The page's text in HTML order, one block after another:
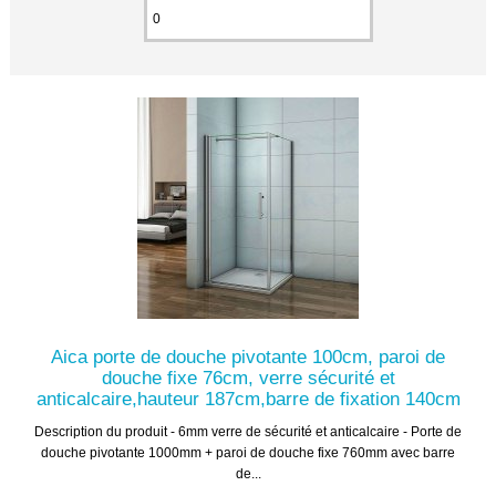
Aica porte de douche pivotante 100cm, paroi de
douche fixe 76cm, verre sécurité et
anticalcaire,hauteur 187cm,barre de fixation 140cm
Description du produit - 6mm verre de sécurité et anticalcaire - Porte de
douche pivotante 1000mm + paroi de douche fixe 760mm avec barre
de...